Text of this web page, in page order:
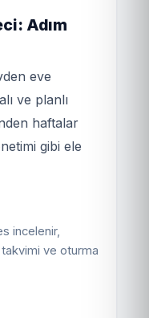
Adım
eve
ve planlı
haftalar
gibi ele
incelenir,
takvimi ve oturma